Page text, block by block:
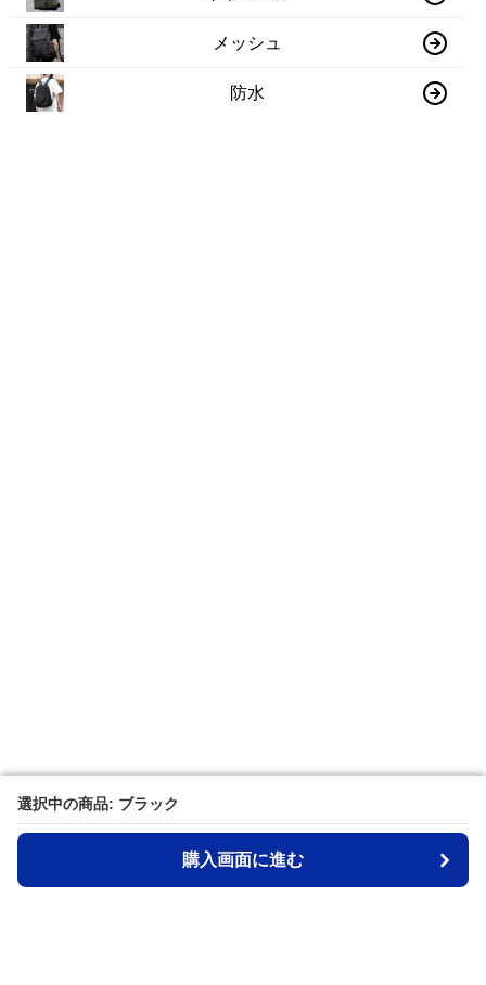
選択中の商品: ブラック
購入画面に進む
選択中の商品: ブラック
購入画面に進む
メッシュ
防水